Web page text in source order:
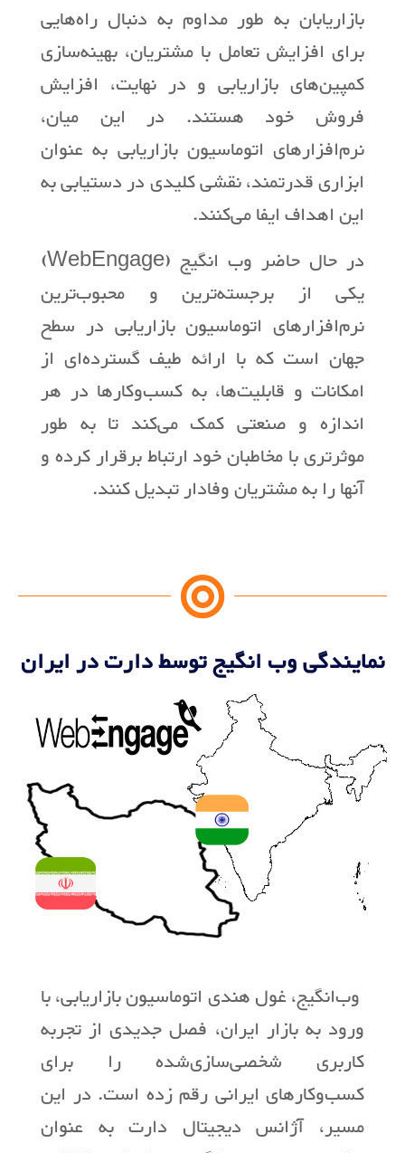
بازاریابان به طور مداوم به دنبال راه‌هایی
برای افزایش تعامل با مشتریان، بهینه‌سازی
کمپین‌های بازاریابی و در نهایت، افزایش
فروش خود هستند. در این میان،
نرم‌افزارهای اتوماسیون بازاریابی به عنوان
ابزاری قدرتمند، نقشی کلیدی در دستیابی به
این اهداف ایفا می‌کنند.
در حال حاضر وب انگیج (WebEngage)
یکی از برجسته‌ترین و محبوب‌ترین
نرم‌افزارهای اتوماسیون بازاریابی در سطح
جهان است که با ارائه طیف گسترده‌ای از
امکانات و قابلیت‌ها، به کسب‌وکارها در هر
اندازه و صنعتی کمک می‌کند تا به طور
موثرتری با مخاطبان خود ارتباط برقرار کرده و
آنها را به مشتریان وفادار تبدیل کنند.
نمایندگی وب انگیج توسط دارت در ایران
وب‌انگیج، غول هندی اتوماسیون بازاریابی، با
ورود به بازار ایران، فصل جدیدی از تجربه‌
کاربری شخصی‌سازی‌شده را برای
کسب‌وکارهای ایرانی رقم زده است. در این
مسیر، آژانس دیجیتال دارت به عنوان